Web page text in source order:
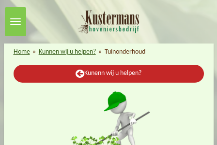
Ga
direct
naar
Home » Kunnen wij u helpen? » Tuinonderhoud
Kunenn wij u helpen?